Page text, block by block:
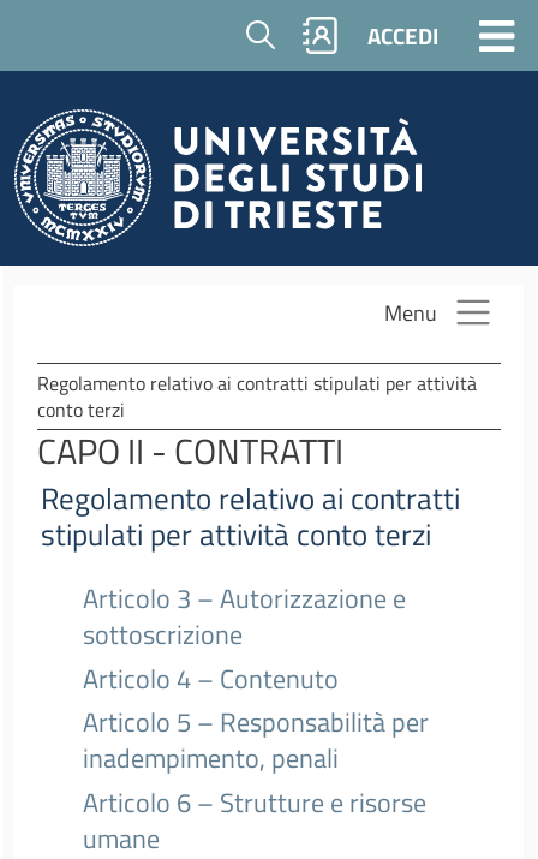
Salta al contenuto principale
Cerca ACCEDI
Menu
Regolamento relativo ai contratti stipulati per attività
conto terzi
CAPO II - CONTRATTI
Regolamento relativo ai contratti
stipulati per attività conto terzi
Articolo 3 – Autorizzazione e
sottoscrizione
Articolo 4 – Contenuto
Articolo 5 – Responsabilità per
inadempimento, penali
Articolo 6 – Strutture e risorse
umane